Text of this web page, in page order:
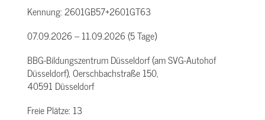
Kennung:2601GB57+2601GT63
07.09.2026 – 11.09.2026 (5 Tage)
BBG-Bildungszentrum Düsseldorf (am SVG-Autohof
Düsseldorf), Oerschbachstraße 150,
40591 Düsseldorf
Freie Plätze: 13